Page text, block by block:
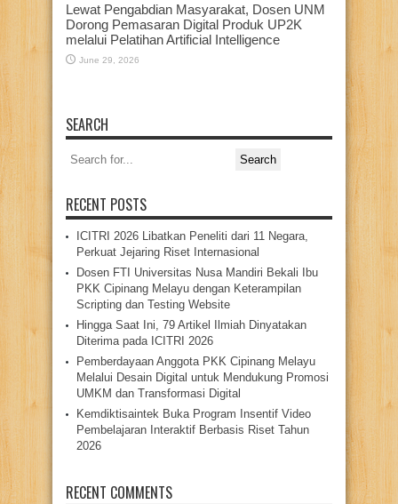
Lewat Pengabdian Masyarakat, Dosen UNM
Dorong Pemasaran Digital Produk UP2K
melalui Pelatihan Artificial Intelligence
June 29, 2026
SEARCH
Search
for:
RECENT POSTS
ICITRI 2026 Libatkan Peneliti dari 11 Negara,
Perkuat Jejaring Riset Internasional
Dosen FTI Universitas Nusa Mandiri Bekali Ibu
PKK Cipinang Melayu dengan Keterampilan
Scripting dan Testing Website
Hingga Saat Ini, 79 Artikel Ilmiah Dinyatakan
Diterima pada ICITRI 2026
Pemberdayaan Anggota PKK Cipinang Melayu
Melalui Desain Digital untuk Mendukung Promosi
UMKM dan Transformasi Digital
Kemdiktisaintek Buka Program Insentif Video
Pembelajaran Interaktif Berbasis Riset Tahun
2026
RECENT COMMENTS